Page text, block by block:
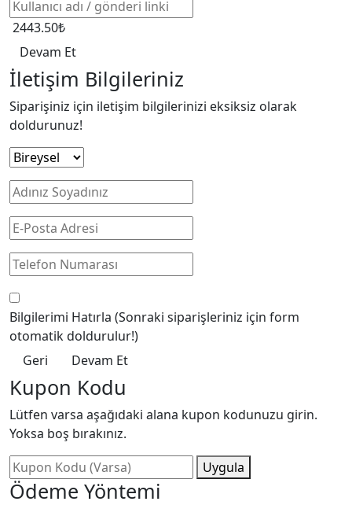
2443.50₺
Devam Et
İletişim Bilgileriniz
Siparişiniz için iletişim bilgilerinizi eksiksiz olarak
doldurunuz!
Bilgilerimi Hatırla (Sonraki siparişleriniz için form
otomatik doldurulur!)
Geri
Devam Et
Kupon Kodu
Lütfen varsa aşağıdaki alana kupon kodunuzu girin.
Yoksa boş bırakınız.
Uygula
Ödeme Yöntemi